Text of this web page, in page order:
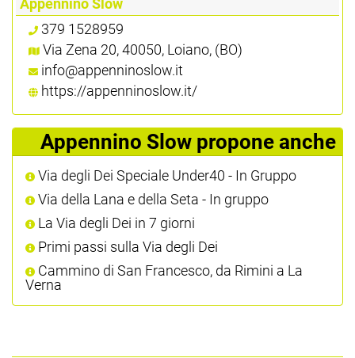
379 1528959
Via Zena 20, 40050, Loiano, (BO)
info@appenninoslow.it
https://appenninoslow.it/
Appennino Slow propone anche
Via degli Dei Speciale Under40 - In Gruppo
Via della Lana e della Seta - In gruppo
La Via degli Dei in 7 giorni
Primi passi sulla Via degli Dei
Cammino di San Francesco, da Rimini a La
Verna